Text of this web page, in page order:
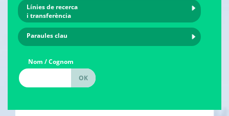
Línies de recerca
i transferència
Paraules clau
Nom / Cognom